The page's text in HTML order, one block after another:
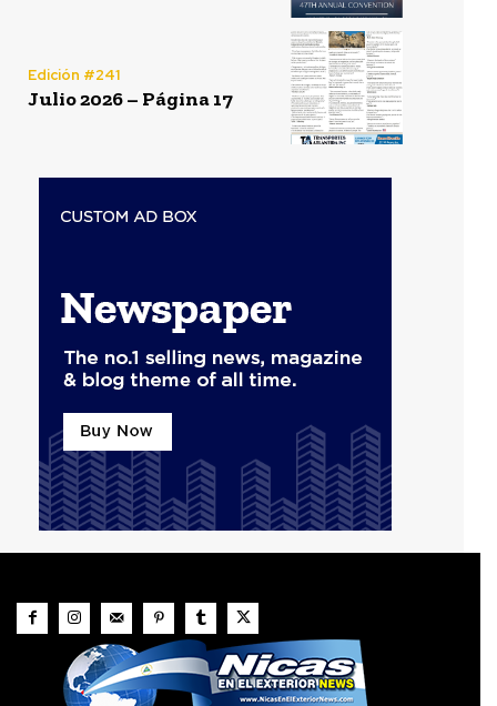
Edición #241
Julio 2026 – Página 17